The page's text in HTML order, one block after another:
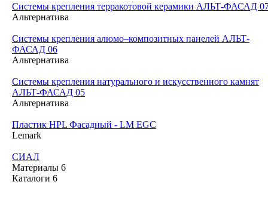
Системы крепления терракотовой керамики АЛЬТ-ФАСАД
Альтернатива
Cистемы крепления алюмо–композитных панелей АЛЬТ-
ФАСАД 06
Альтернатива
Системы крепления натурального и искусственного камнят
АЛЬТ-ФАСАД 05
Альтернатива
Пластик HPL Фасадный - LM EGC
Lemark
СИАЛ
Материалы 6
Каталоги 6